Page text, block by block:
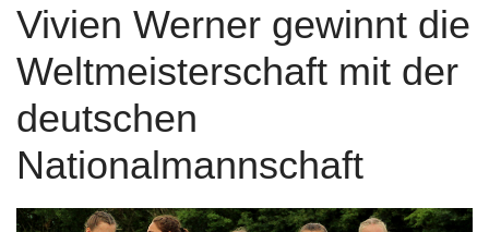
Vivien Werner gewinnt die
Weltmeisterschaft mit der
deutschen
Nationalmannschaft